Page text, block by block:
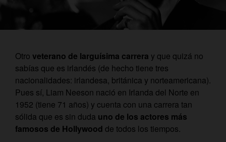
Otro veterano de larguísima carrera y que quizá no
sabías que es irlandés (de hecho tiene tres
nacionalidades: irlandesa, británica y norteamericana).
Pues sí, Liam Neeson nació en Irlanda del Norte en
1952 (tiene 71 años) y cuenta con una carrera tan
sólida que es sin duda uno de los actores más
famosos de Hollywood de todos los tiempos.